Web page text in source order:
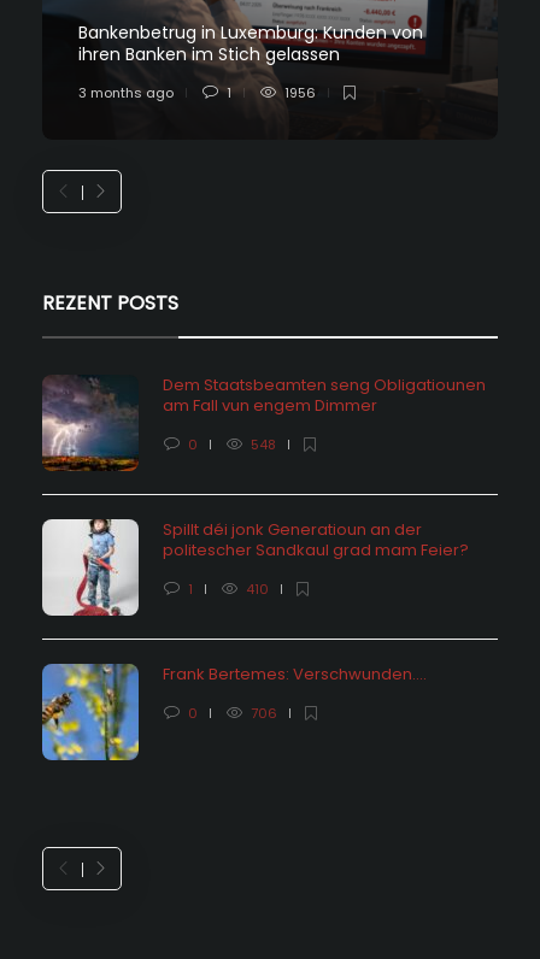
Bankenbetrug in Luxemburg: Kunden von
ihren Banken im Stich gelassen
3 months ago 1 1956
REZENT POSTS
Dem Staatsbeamten seng Obligatiounen
am Fall vun engem Dimmer
0 548
Spillt déi jonk Generatioun an der
politescher Sandkaul grad mam Feier?
1 410
Frank Bertemes: Verschwunden….
0 706